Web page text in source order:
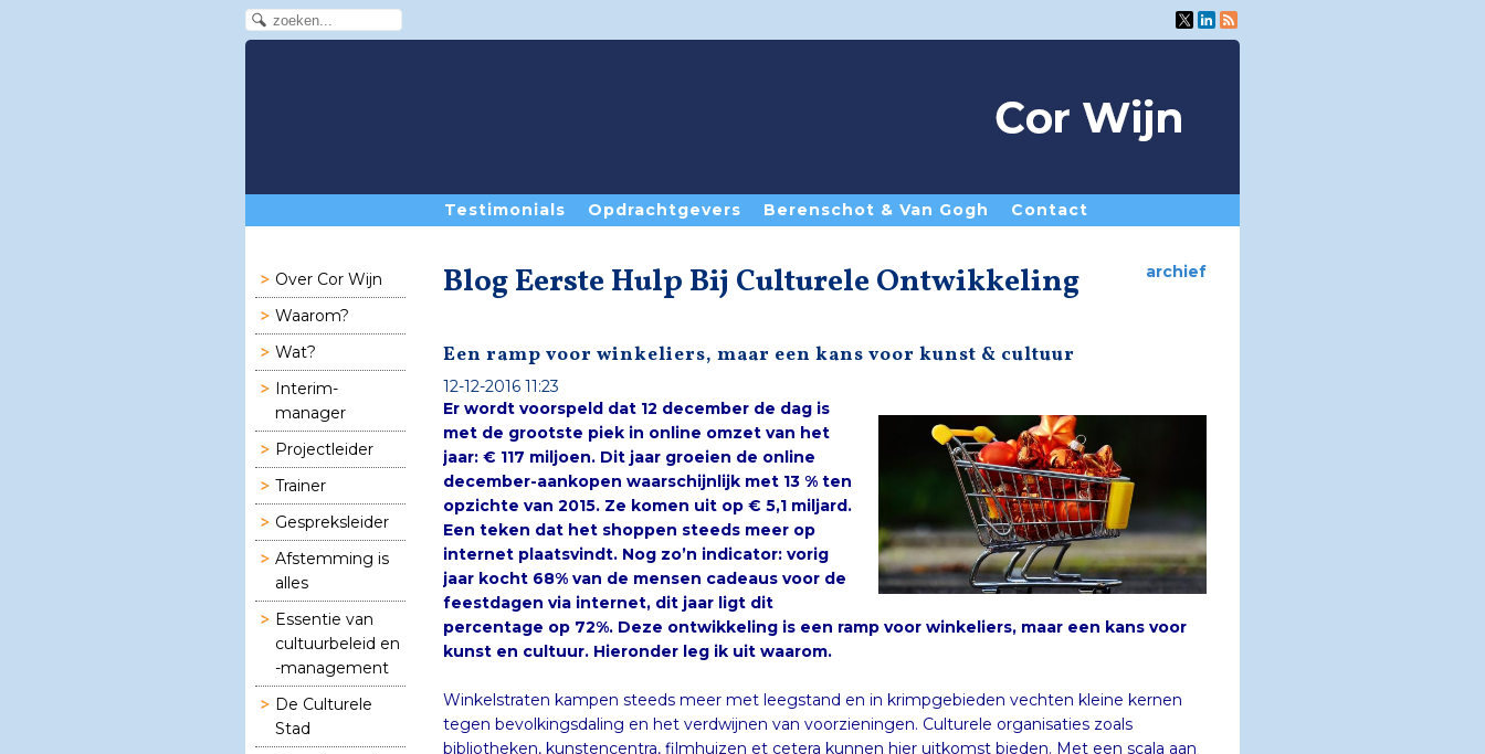
Testimonials Opdrachtgevers Berenschot & Van Gogh Contact
Over Cor Wijn
Waarom?
Wat?
Interim-
manager
Projectleider
Trainer
Gespreksleider
Afstemming is
alles
Essentie van
cultuurbeleid en
-management
De Culturele
Stad
Blog Eerste Hulp Bij Culturele Ontwikkeling archief
Een ramp voor winkeliers, maar een kans voor kunst & cultuur
12-12-2016 11:23
Er wordt voorspeld dat 12 december de dag is
met de grootste piek in online omzet van het
jaar: € 117 miljoen. Dit jaar groeien de online
december-aankopen waarschijnlijk met 13 % ten
opzichte van 2015. Ze komen uit op € 5,1 miljard.
Een teken dat het shoppen steeds meer op
internet plaatsvindt. Nog zo’n indicator: vorig
jaar kocht 68% van de mensen cadeaus voor de
feestdagen via internet, dit jaar ligt dit
percentage op 72%. Deze ontwikkeling is een ramp voor winkeliers, maar een kans voor
kunst en cultuur. Hieronder leg ik uit waarom.
Winkelstraten kampen steeds meer met leegstand en in krimpgebieden vechten kleine kernen
tegen bevolkingsdaling en het verdwijnen van voorzieningen. Culturele organisaties zoals
bibliotheken, kunstencentra, filmhuizen et cetera kunnen hier uitkomst bieden. Met een scala aan